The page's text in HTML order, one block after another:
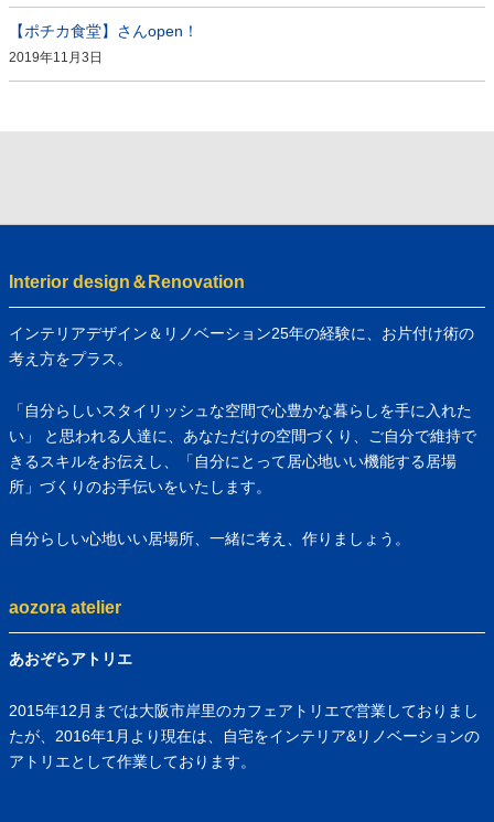
【ポチカ食堂】さんopen！
2019年11月3日
Interior design＆Renovation
インテリアデザイン＆リノベーション25年の経験に、お片付け術の
考え方をプラス。
「自分らしいスタイリッシュな空間で心豊かな暮らしを手に入れた
い」 と思われる人達に、あなただけの空間づくり、ご自分で維持で
きるスキルをお伝えし、「自分にとって居心地いい機能する居場
所」づくりのお手伝いをいたします。
自分らしい心地いい居場所、一緒に考え、作りましょう。
aozora atelier
あおぞらアトリエ
2015年12月までは大阪市岸里のカフェアトリエで営業しておりまし
たが、2016年1月より現在は、自宅をインテリア&リノベーションの
アトリエとして作業しております。